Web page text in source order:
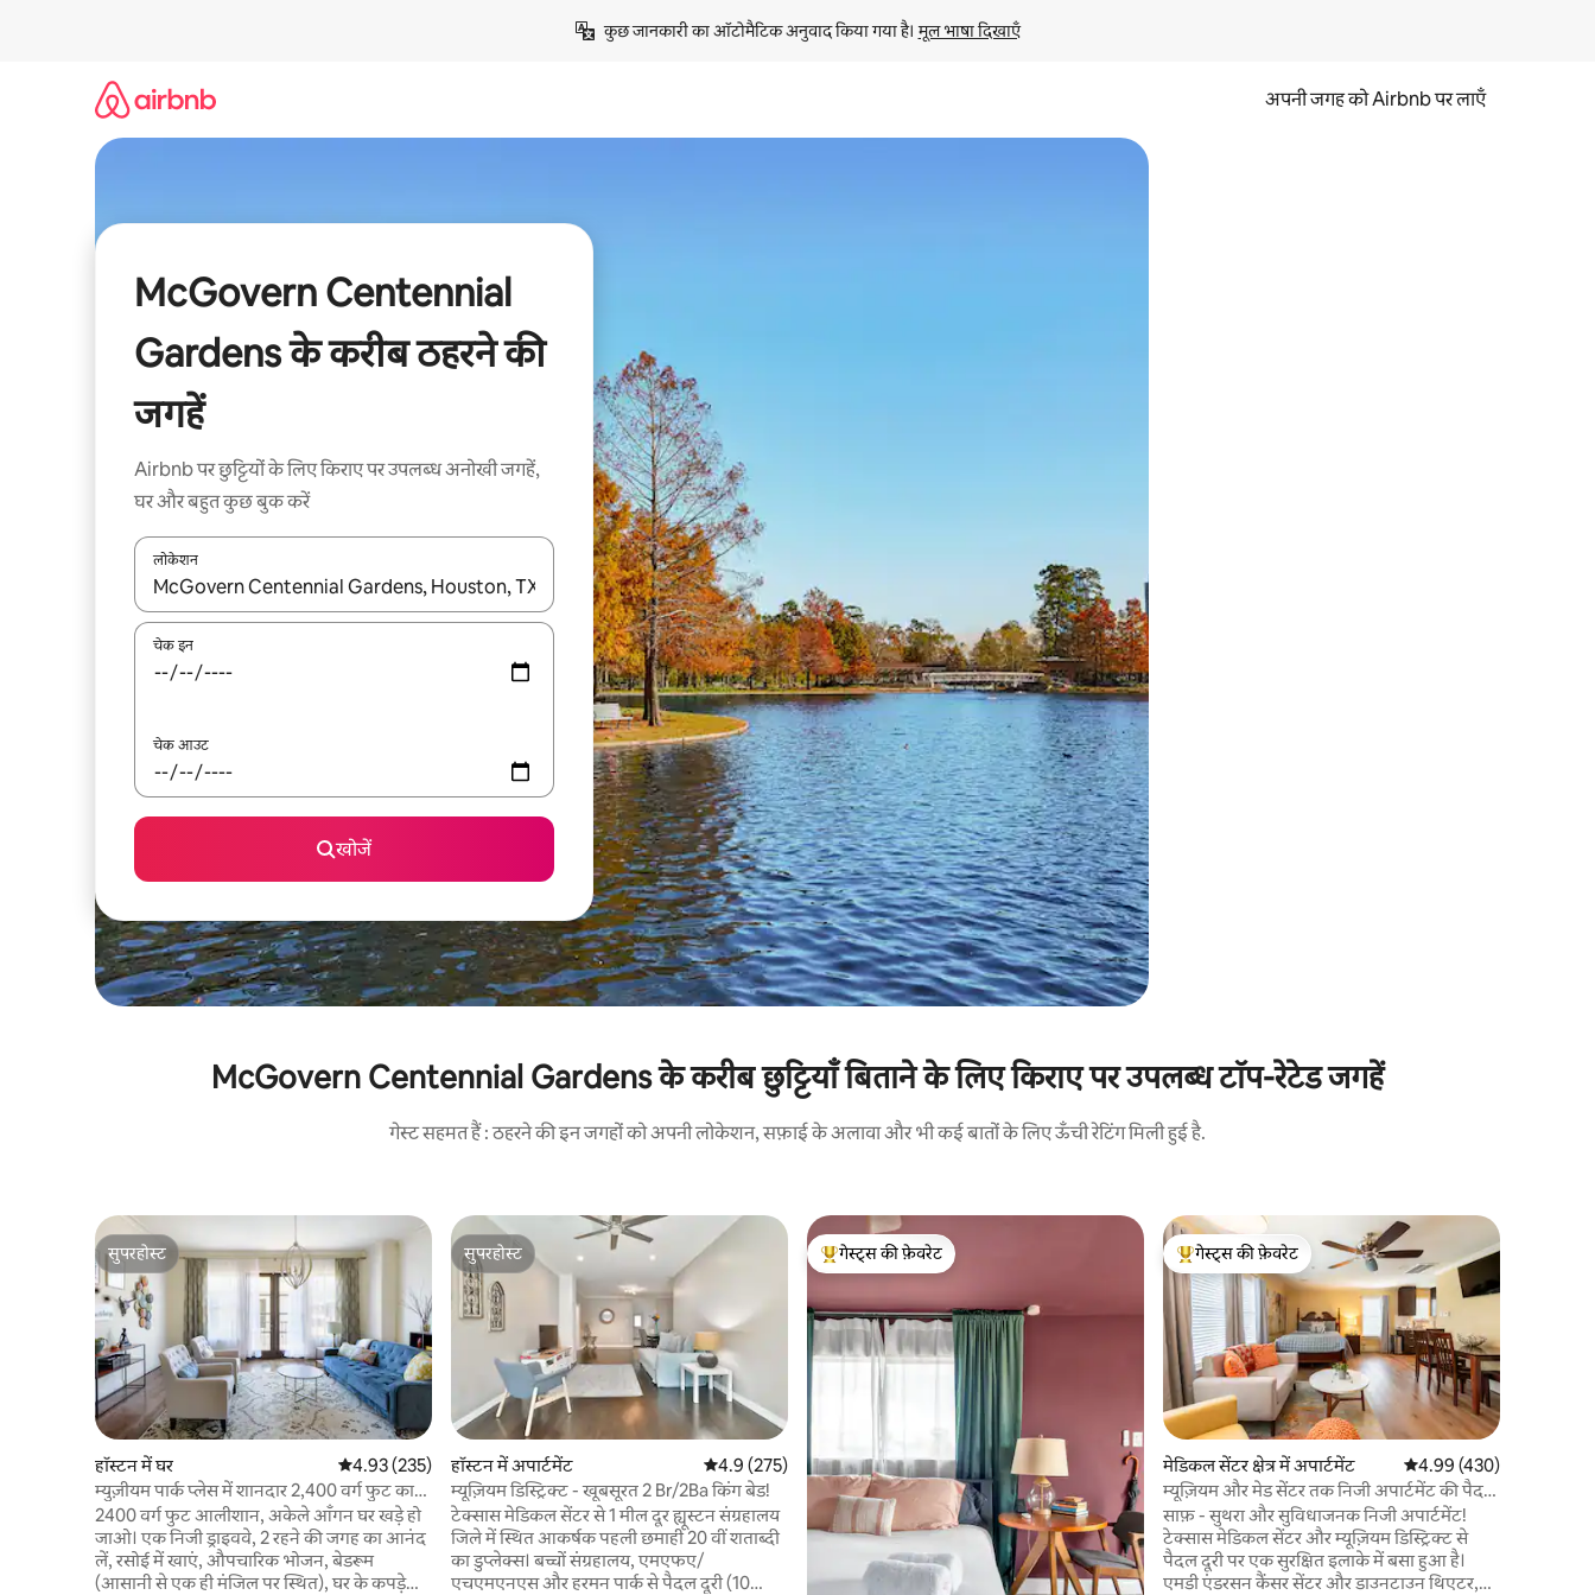
कुछ जानकारी का ऑटोमैटिक अनुवाद किया गया है। मूल भाषा दिखाएँ
अपनी जगह को Airbnb पर लाएँ
McGovern Centennial
Gardens के करीब ठहरने की
जगहें
Airbnb पर छुट्टियों के लिए किराए पर उपलब्ध अनोखी जगहें,
घर और बहुत कुछ बुक करें
लोकेशन
नतीजों के उपलब्ध होने पर, अप और डाउन 'ऐरो की' का इस्तेमाल करके नेविगेट करें या टच या फिर स्वाइप जेस्चर का इस्तेमाल करके एक्सप्लोर करें।
चेक इन
चेक आउट
खोजें
McGovern Centennial Gardens के करीब छुट्टियाँ बिताने के लिए किराए पर उपलब्ध टॉप-रेटेड जगहें
गेस्ट सहमत हैं : ठहरने की इन जगहों को अपनी लोकेशन, सफ़ाई के अलावा और भी कई बातों के लिए ऊँची रेटिंग मिली हुई है.
सुपरहोस्ट
सुपरहोस्ट
हॉस्टन में घर औसत रेटिंग 5 में से 4.93, 235 समीक्षाएँ
4.93 (235)
म्युज़ीयम पार्क प्लेस में शानदार 2,400 वर्ग फुट का
घर
2400 वर्ग फुट आलीशान, अकेले आँगन घर खड़े हो
जाओ। एक निजी ड्राइववे, 2 रहने की जगह का आनंद
लें, रसोई में खाएं, औपचारिक भोजन, बेडरूम
(आसानी से एक ही मंजिल पर स्थित), घर के कपड़े
सुपरहोस्ट
सुपरहोस्ट
हॉस्टन में अपार्टमेंट औसत रेटिंग 5 में से 4.9, 275 समीक्षाएँ
4.9 (275)
म्यूज़ियम डिस्ट्रिक्ट - खूबसूरत 2 Br/2Ba किंग बेड!
टेक्सास मेडिकल सेंटर से 1 मील दूर ह्यूस्टन संग्रहालय
जिले में स्थित आकर्षक पहली छमाही 20 वीं शताब्दी
का डुप्लेक्स। बच्चों संग्रहालय, एमएफए/
एचएमएनएस और हरमन पार्क से पैदल दूरी (10
गेस्ट्स का टॉप फ़ेवरेट
गेस्ट्स की फ़ेवरेट
गेस्ट्स का टॉप फ़ेवरेट
गेस्ट्स की फ़ेवरेट
मेडिकल सेंटर क्षेत्र में अपार्टमेंट औसत रेटिंग 5 में से 4.99,
4.99 (430)
म्यूज़ियम और मेड सेंटर तक निजी अपार्टमेंट की पैदल
दूरी
साफ़ - सुथरा और सुविधाजनक निजी अपार्टमेंट!
टेक्सास मेडिकल सेंटर और म्यूज़ियम डिस्ट्रिक्ट से
पैदल दूरी पर एक सुरक्षित इलाके में बसा हुआ है।
एमडी एंडरसन कैंसर सेंटर और डाउनटाउन थिएटर,